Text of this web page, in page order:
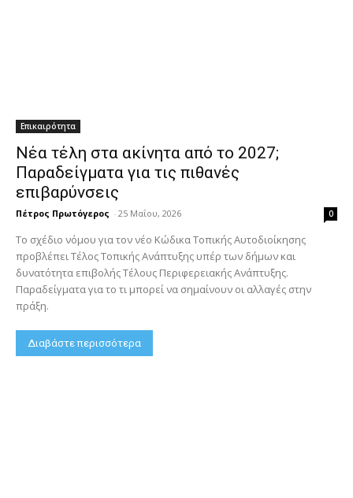
Επικαιρότητα
Νέα τέλη στα ακίνητα από το 2027;
Παραδείγματα για τις πιθανές
επιβαρύνσεις
Πέτρος Πρωτόγερος - 25 Μαΐου, 2026 0
Το σχέδιο νόμου για τον νέο Κώδικα Τοπικής Αυτοδιοίκησης
προβλέπει Τέλος Τοπικής Ανάπτυξης υπέρ των δήμων και
δυνατότητα επιβολής Τέλους Περιφερειακής Ανάπτυξης.
Παραδείγματα για το τι μπορεί να σημαίνουν οι αλλαγές στην
πράξη.
Διαβάστε περισσότερα